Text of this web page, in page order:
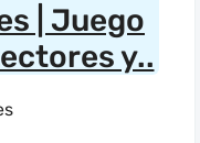
| Juego
y..